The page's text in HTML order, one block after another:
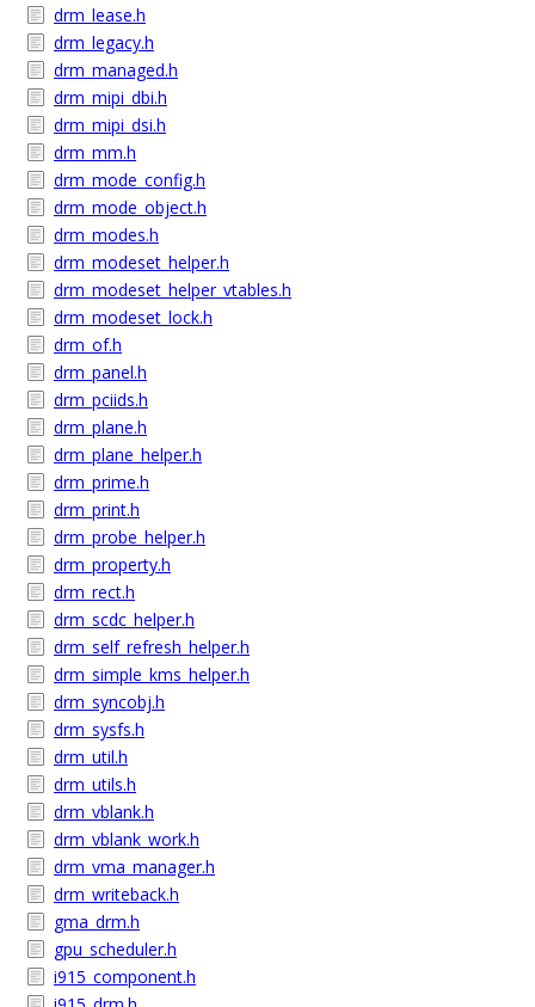
drm_lease.h
drm_legacy.h
drm_managed.h
drm_mipi_dbi.h
drm_mipi_dsi.h
drm_mm.h
drm_mode_config.h
drm_mode_object.h
drm_modes.h
drm_modeset_helper.h
drm_modeset_helper_vtables.h
drm_modeset_lock.h
drm_of.h
drm_panel.h
drm_pciids.h
drm_plane.h
drm_plane_helper.h
drm_prime.h
drm_print.h
drm_probe_helper.h
drm_property.h
drm_rect.h
drm_scdc_helper.h
drm_self_refresh_helper.h
drm_simple_kms_helper.h
drm_syncobj.h
drm_sysfs.h
drm_util.h
drm_utils.h
drm_vblank.h
drm_vblank_work.h
drm_vma_manager.h
drm_writeback.h
gma_drm.h
gpu_scheduler.h
i915_component.h